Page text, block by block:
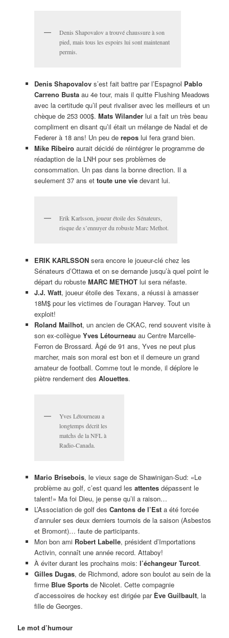
Denis Shapovalov a trouvé chaussure à son
pied, mais tous les espoirs lui sont maintenant
permis.
Denis Shapovalovs’est fait battre par l’Espagnol Pablo
Carreno Bustaau 4e tour, mais il quitte Flushing Meadows
avec la certitude qu’il peut rivaliser avec les meilleurs et un
chèque de 253 000$. Mats Wilanderlui a fait un très beau
compliment en disant qu’il était un mélange de Nadal et de
Federer à 18 ans! Un peu de reposlui fera grand bien.
Mike Ribeiro aurait décidé de réintégrer le programme de
réadaption de la LNH pour ses problèmes de
consommation. Un pas dans la bonne direction. Il a
seulement 37 ans et toute une viedevant lui.
Erik Karlsson, joueur étoile des Sénateurs,
risque de s’ennuyer du robuste Marc Methot.
ERIK KARLSSONsera encore le joueur-clé chez les
Sénateurs d’Ottawa et on se demande jusqu’à quel point le
départ du robuste MARC METHOTlui sera néfaste.
J.J. Watt, joueur étoile des Texans, a réussi à amasser
18M$ pour les victimes de l’ouragan Harvey. Tout un
exploit!
Roland Mailhot, un ancien de CKAC, rend souvent visite à
son ex-collègue Yves Létourneau au Centre Marcelle-
Ferron de Brossard. Âgé de 91 ans, Yves ne peut plus
marcher, mais son moral est bon et il demeure un grand
amateur de football. Comme tout le monde, il déplore le
piètre rendement des Alouettes.
Yves Létourneau a
longtemps décrit les
matchs de la NFL à
Radio-Canada.
Mario Brisebois, le vieux sage de Shawinigan-Sud: «Le
problème au golf, c’est quand les attentesdépassent le
talent!» Ma foi Dieu, je pense qu’il a raison…
L’Association de golf des Cantons de l’Esta été forcée
d’annuler ses deux derniers tournois de la saison (Asbestos
et Bromont)… faute de participants.
Mon bon ami Robert Labelle, président d’Importations
Activin, connaît une année record. Attaboy!
À éviter durant les prochains mois: l’échangeur Turcot.
Gilles Dugas, de Richmond, adore son boulot au sein de la
firme Blue Sportsde Nicolet. Cette compagnie
d’accessoires de hockey est dirigée par Ève Guilbault, la
fille de Georges.
Le mot d’humour